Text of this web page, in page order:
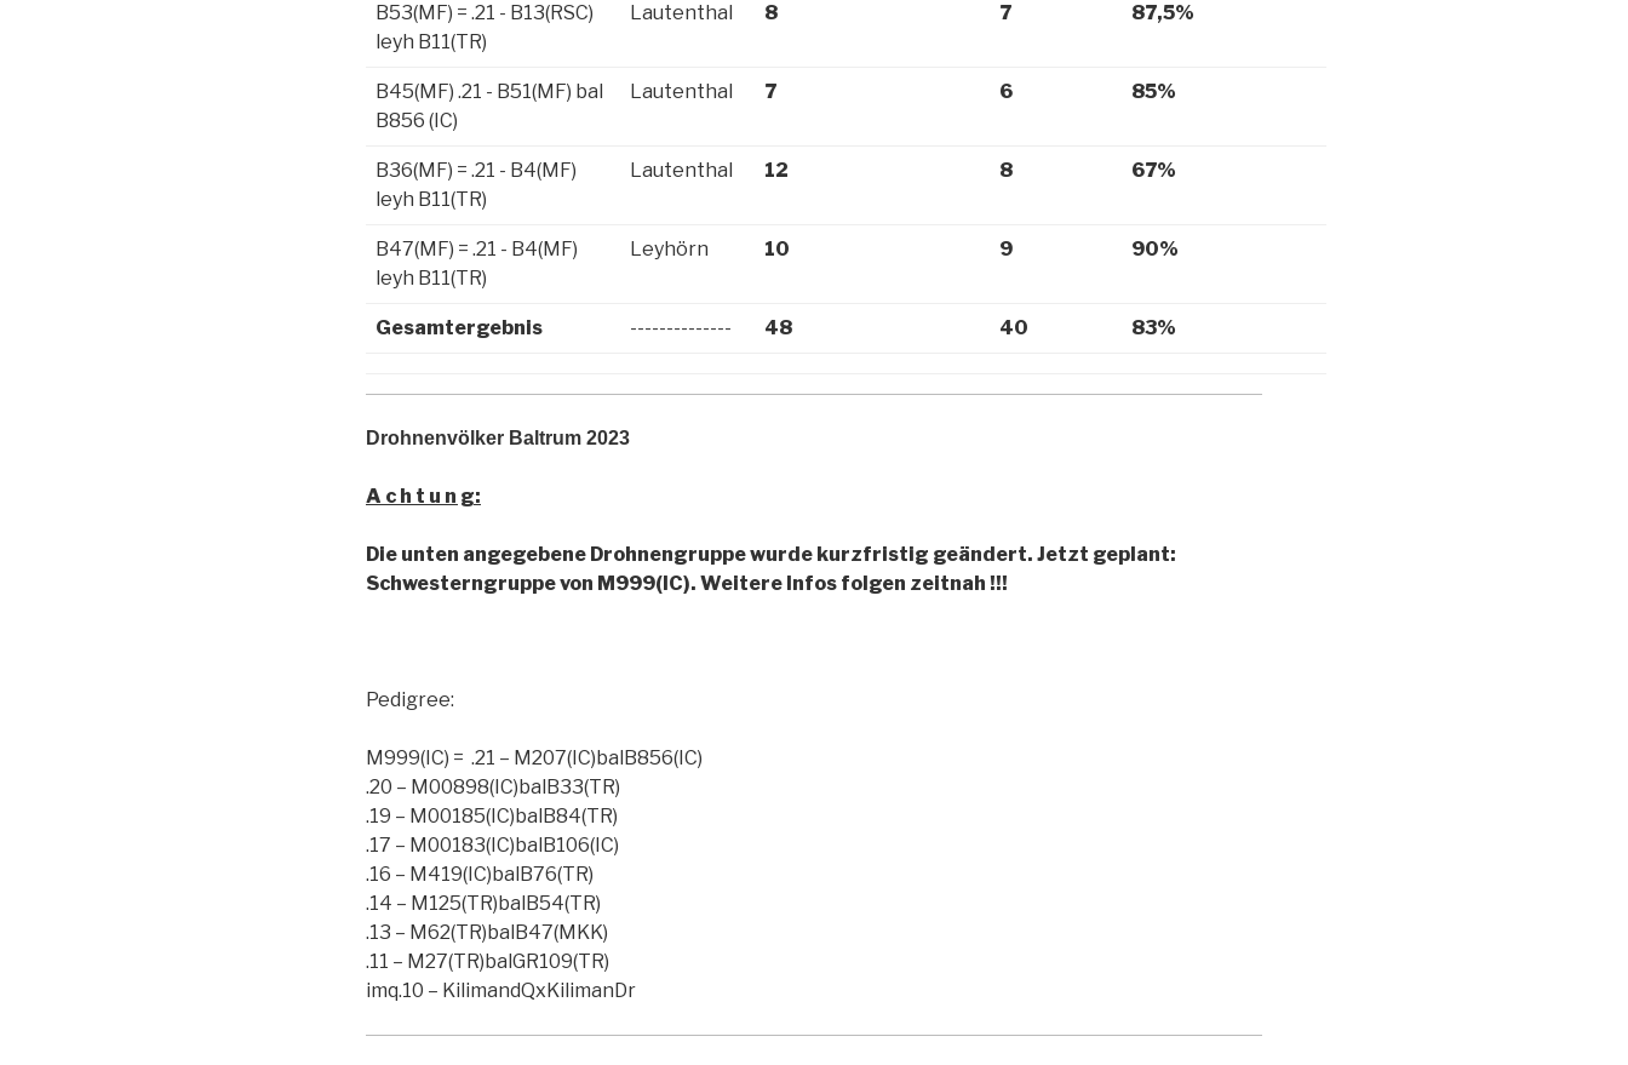
B53(MF) = .21 - B13(RSC)
leyh B11(TR)
Lautenthal 8 7 87,5%
B45(MF) .21 - B51(MF) bal
B856 (IC)
Lautenthal 7 6 85%
B36(MF) = .21 - B4(MF)
leyh B11(TR)
Lautenthal 12 8 67%
B47(MF) = .21 - B4(MF)
leyh B11(TR)
Leyhörn 10 9 90%
Gesamtergebnis -------------- 48 40 83%
Drohnenvölker Baltrum 2023
A c h t u n g:
Die unten angegebene Drohnengruppe wurde kurzfristig geändert. Jetzt geplant:
Schwesterngruppe von M999(IC). Weitere Infos folgen zeitnah !!!
Pedigree:
M999(IC) = .21 – M207(IC)balB856(IC)
.20 – M00898(IC)balB33(TR)
.19 – M00185(IC)balB84(TR)
.17 – M00183(IC)balB106(IC)
.16 – M419(IC)balB76(TR)
.14 – M125(TR)balB54(TR)
.13 – M62(TR)balB47(MKK)
.11 – M27(TR)balGR109(TR)
imq.10 – KilimandQxKilimanDr